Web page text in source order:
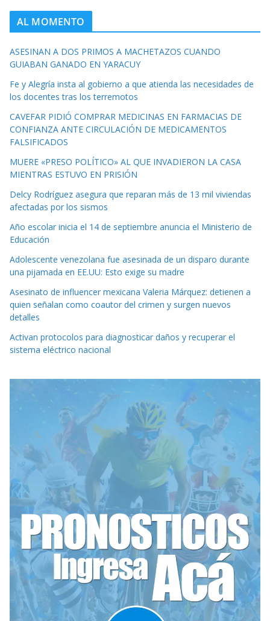
AL MOMENTO
ASESINAN A DOS PRIMOS A MACHETAZOS CUANDO
GUIABAN GANADO EN YARACUY
Fe y Alegría insta al gobierno a que atienda las necesidades de
los docentes tras los terremotos
CAVEFAR PIDIÓ COMPRAR MEDICINAS EN FARMACIAS DE
CONFIANZA ANTE CIRCULACIÓN DE MEDICAMENTOS
FALSIFICADOS
MUERE «PRESO POLÍTICO» AL QUE INVADIERON LA CASA
MIENTRAS ESTUVO EN PRISIÓN
Delcy Rodríguez asegura que reparan más de 13 mil viviendas
afectadas por los sismos
Año escolar inicia el 14 de septiembre anuncia el Ministerio de
Educación
Adolescente venezolana fue asesinada de un disparo durante
una pijamada en EE.UU: Esto exige su madre
Asesinato de influencer mexicana Valeria Márquez: detienen a
quien señalan como coautor del crimen y surgen nuevos
detalles
Activan protocolos para diagnosticar daños y recuperar el
sistema eléctrico nacional